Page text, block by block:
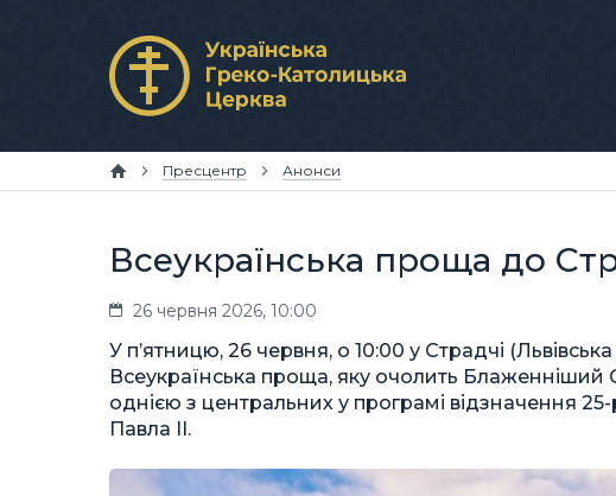
Пресцентр Анонси
Всеукраїнська проща до
26 червня 2026, 10:00
У п’ятницю, 26 червня, о 10:00 у Страдчі
Всеукраїнська проща, яку очолить Блаженніший
однією з центральних у програмі відзначення 25-
Павла ІІ.